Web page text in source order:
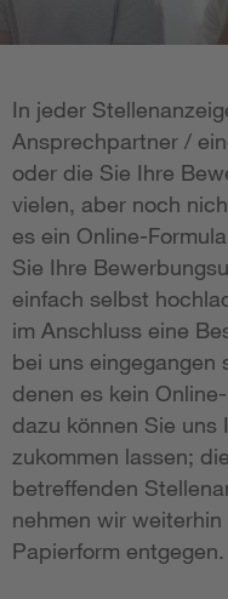
In jeder
Ansprechpartner /
oder die Sie Ihre
vielen, aber noch
es ein Online-
Sie Ihre
einfach selbst
im Anschluss eine
bei uns eingegangen
denen es kein
dazu können Sie uns
zukommen lassen;
betreffenden
nehmen wir
Papierform entgegen.